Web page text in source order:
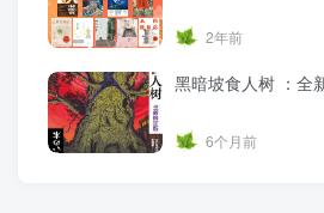
2年前
黑暗坡食人树 ：全
6个月前